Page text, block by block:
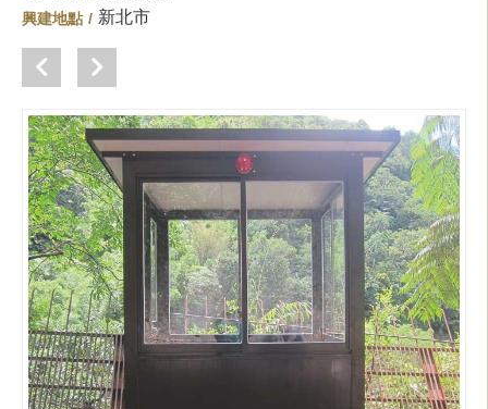
興建地點 新北市